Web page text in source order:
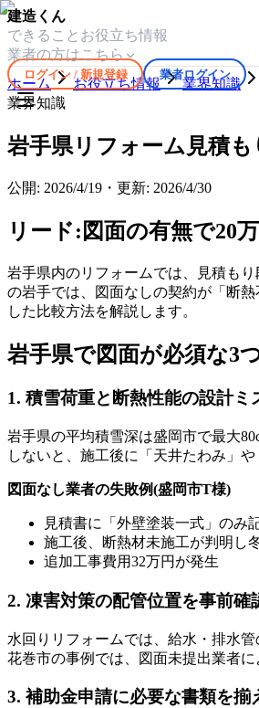
建造くん
できること お役立ち情報
業者の方はこちら
ログイン / 新規登録 業者ログイン
ホーム お役立ち情報 業界知識
業界知識
岩手県リフォーム見積
公開: 2026/4/19 ・ 更新: 2026/4/30
リード:図面の有無で20
岩手県内のリフォームでは、見積も
の岩手では、図面なしの契約が「断
した比較方法を解説します。
岩手県で図面が必須な3
1. 積雪荷重と断熱性能の設計ミ
岩手県の平均積雪深は盛岡市で最大
しないと、施工後に「天井たわみ」や
図面なし業者の失敗例(盛岡市T様)
見積書に「外壁塗装一式」のみ
施工後、断熱材未施工が判明し
追加工事費用32万円が発生
2. 凍害対策の配管位置を事前確
水回りリフォームでは、給水・排水
花巻市の事例では、図面未提出業者
3. 補助金申請に必要な書類を揃